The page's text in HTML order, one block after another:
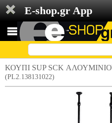
E-shop.gr App
ΚΟΥΠΙ SUP SCK
(PL2.138131022)